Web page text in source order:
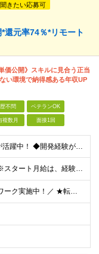
きたい応募可
還元率74％*リモート
価公開》スキルに見合う正当
い環境で納得感ある年収UP
不問 ベテランOK
複数月 面接1回
＊20代後半〜30代前半が活躍中！ ◆開発経験が3年以上ある方（Web・オープン系システム等） ◆学歴不問 ★Java(Spring、Spring Boot)、Python(Django)、 Re
◆月給40万円～70万円 ※スタート月給は、経験・能力・前職の給与等を考慮の上で決定いたします。 ※上記金額には残業の有無に関わらず、 月30時間分の固定残業代（7万6,000円～13万3,000円
＼社員の9割がリモートワーク実施中！／ ★転勤ナシ！ ★UIターン歓迎！ 関東、関西、東海、九州・中国エリアの各プロジェクト先から希望を優先して決定。 ※リモート案件も多数あり！ ◆関東エリア